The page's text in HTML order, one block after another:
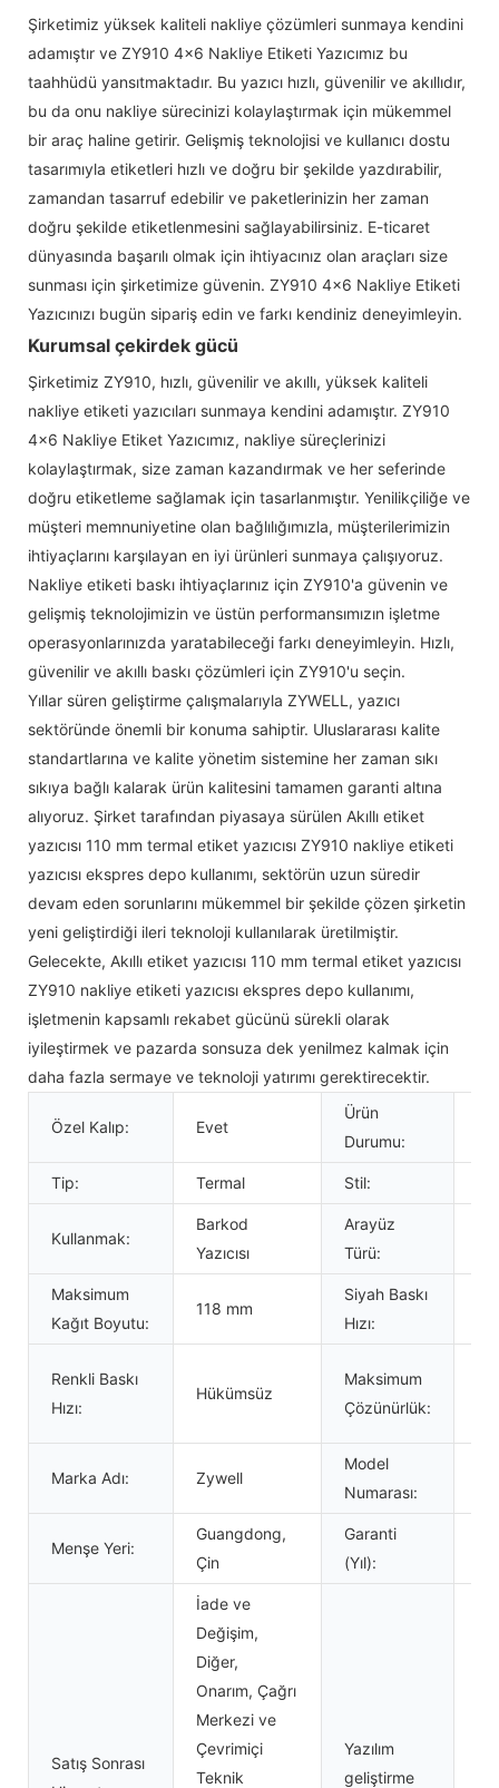
Şirketimiz yüksek kaliteli nakliye çözümleri sunmaya kendini
adamıştır ve ZY910 4x6 Nakliye Etiketi Yazıcımız bu
taahhüdü yansıtmaktadır. Bu yazıcı hızlı, güvenilir ve akıllıdır,
bu da onu nakliye sürecinizi kolaylaştırmak için mükemmel
bir araç haline getirir. Gelişmiş teknolojisi ve kullanıcı dostu
tasarımıyla etiketleri hızlı ve doğru bir şekilde yazdırabilir,
zamandan tasarruf edebilir ve paketlerinizin her zaman
doğru şekilde etiketlenmesini sağlayabilirsiniz. E-ticaret
dünyasında başarılı olmak için ihtiyacınız olan araçları size
sunması için şirketimize güvenin. ZY910 4x6 Nakliye Etiketi
Yazıcınızı bugün sipariş edin ve farkı kendiniz deneyimleyin.
Kurumsal çekirdek gücü
Şirketimiz ZY910, hızlı, güvenilir ve akıllı, yüksek kaliteli
nakliye etiketi yazıcıları sunmaya kendini adamıştır. ZY910
4x6 Nakliye Etiket Yazıcımız, nakliye süreçlerinizi
kolaylaştırmak, size zaman kazandırmak ve her seferinde
doğru etiketleme sağlamak için tasarlanmıştır. Yenilikçiliğe ve
müşteri memnuniyetine olan bağlılığımızla, müşterilerimizin
ihtiyaçlarını karşılayan en iyi ürünleri sunmaya çalışıyoruz.
Nakliye etiketi baskı ihtiyaçlarınız için ZY910'a güvenin ve
gelişmiş teknolojimizin ve üstün performansımızın işletme
operasyonlarınızda yaratabileceği farkı deneyimleyin. Hızlı,
güvenilir ve akıllı baskı çözümleri için ZY910'u seçin.
Yıllar süren geliştirme çalışmalarıyla ZYWELL, yazıcı
sektöründe önemli bir konuma sahiptir. Uluslararası kalite
standartlarına ve kalite yönetim sistemine her zaman sıkı
sıkıya bağlı kalarak ürün kalitesini tamamen garanti altına
alıyoruz. Şirket tarafından piyasaya sürülen Akıllı etiket
yazıcısı 110 mm termal etiket yazıcısı ZY910 nakliye etiketi
yazıcısı ekspres depo kullanımı, sektörün uzun süredir
devam eden sorunlarını mükemmel bir şekilde çözen şirketin
yeni geliştirdiği ileri teknoloji kullanılarak üretilmiştir.
Gelecekte, Akıllı etiket yazıcısı 110 mm termal etiket yazıcısı
ZY910 nakliye etiketi yazıcısı ekspres depo kullanımı,
işletmenin kapsamlı rekabet gücünü sürekli olarak
iyileştirmek ve pazarda sonsuza dek yenilmez kalmak için
daha fazla sermaye ve teknoloji yatırımı gerektirecektir.
Özel Kalıp: Evet
Ürün
Durumu:
Tip: Termal Stil:
Kullanmak:
Barkod
Yazıcısı
Arayüz
Türü:
Maksimum
Kağıt Boyutu:
118 mm
Siyah Baskı
Hızı:
Renkli Baskı
Hızı:
Hükümsüz
Maksimum
Çözünürlük:
Marka Adı: Zywell
Model
Numarası:
Menşe Yeri:
Guangdong,
Çin
Garanti
(Yıl):
Satış Sonrası
İade ve
Değişim,
Diğer,
Onarım, Çağrı
Merkezi ve
Çevrimiçi
Teknik
Yazılım
geliştirme